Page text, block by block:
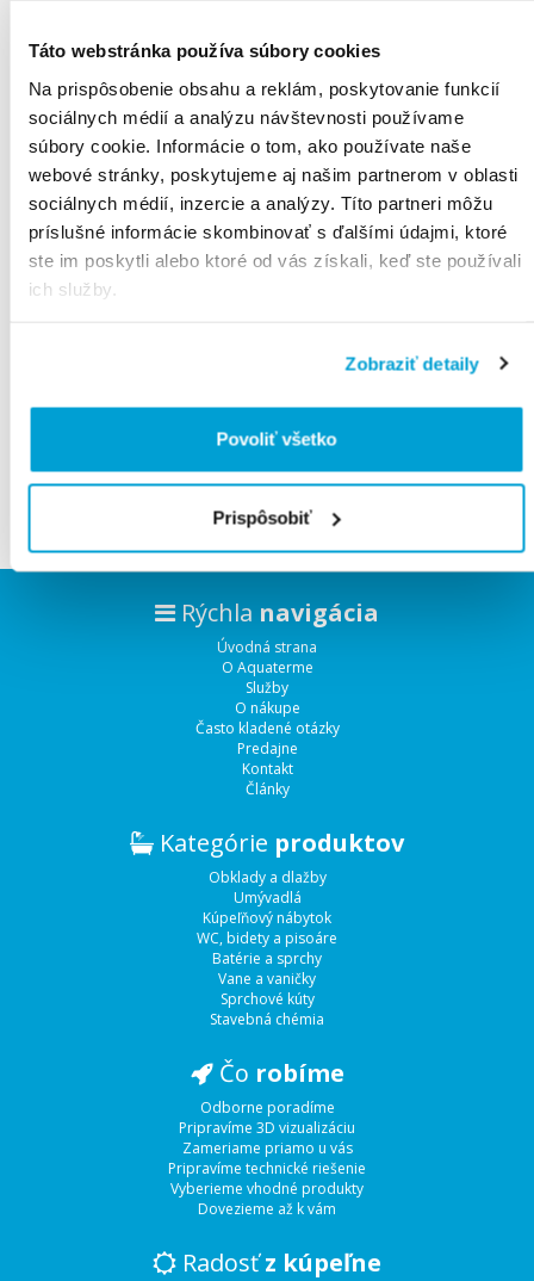
Táto webstránka používa súbory cookies
Na prispôsobenie obsahu a reklám, poskytovanie funkcií
sociálnych médií a analýzu návštevnosti používame
súbory cookie. Informácie o tom, ako používate naše
webové stránky, poskytujeme aj našim partnerom v oblasti
sociálnych médií, inzercie a analýzy. Títo partneri môžu
príslušné informácie skombinovať s ďalšími údajmi, ktoré
ste im poskytli alebo ktoré od vás získali, keď ste používali
ich služby.
Zobraziť detaily
Povoliť všetko
Prispôsobiť
Zrušiť filter Filtrovať
Všetky produkty
Vyhľadávam tovary.Čakajte prosím.
Rýchla navigácia
Úvodná strana
O Aquaterme
Služby
O nákupe
Často kladené otázky
Predajne
Kontakt
Články
Kategórie produktov
Obklady a dlažby
Umývadlá
Kúpeľňový nábytok
WC, bidety a pisoáre
Batérie a sprchy
Vane a vaničky
Sprchové kúty
Stavebná chémia
Čo robíme
Odborne poradíme
Pripravíme 3D vizualizáciu
Zameriame priamo u vás
Pripravíme technické riešenie
Vyberieme vhodné produkty
Dovezieme až k vám
Radosťz kúpeľne